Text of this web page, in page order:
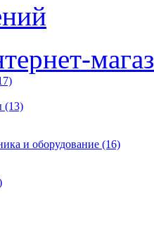
(13)
и оборудование (16)